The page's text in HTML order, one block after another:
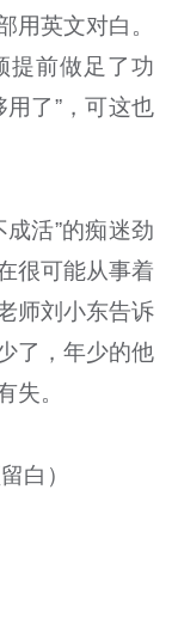
用英文对白。
提前做足了功
了”，可这也
活”的痴迷劲
很可能从事着
师刘小东告诉
了，年少的他
失。
白）